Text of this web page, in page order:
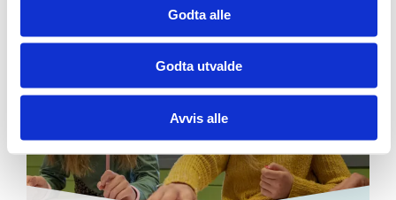
Godta alle
Godta utvalde
Avvis alle